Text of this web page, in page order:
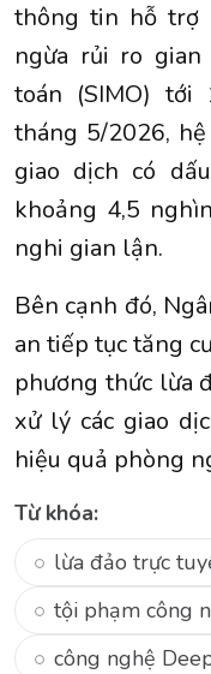
thông tin hỗ trợ
ngừa rủi ro
toán (SIMO)
tháng 5/2026,
giao dịch có
khoảng 4,5
nghi gian lận.
Bên cạnh đó,
an tiếp tục tăng
phương thức lừa
xử lý các giao
hiệu quả phòng
Từ khóa:
lừa đảo trực
tội phạm công
công nghệ